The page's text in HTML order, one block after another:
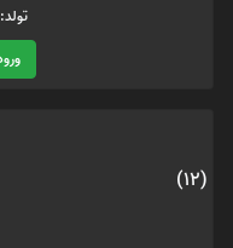
تولد:
(12)